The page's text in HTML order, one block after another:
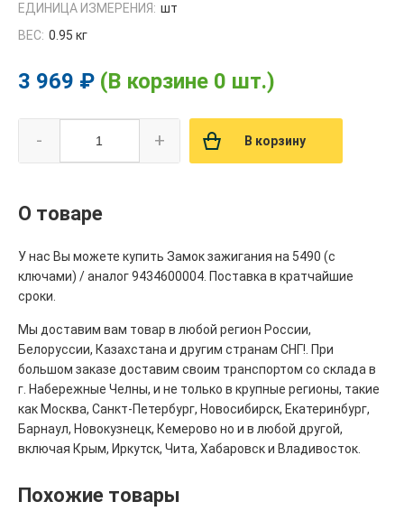
ЕДИНИЦА ИЗМЕРЕНИЯ: шт
ВЕС: 0.95 кг
3 969 ₽ (В корзине 0 шт.)
- + В корзину
О товаре
У нас Вы можете купить Замок зажигания на 5490 (с
ключами) / аналог 9434600004. Поставка в кратчайшие
сроки.
Мы доставим вам товар в любой регион России,
Белоруссии, Казахстана и другим странам СНГ!. При
большом заказе доставим своим транспортом со склада в
г. Набережные Челны, и не только в крупные регионы, такие
как Москва, Санкт-Петербург, Новосибирск, Екатеринбург,
Барнаул, Новокузнецк, Кемерово но и в любой другой,
включая Крым, Иркутск, Чита, Хабаровск и Владивосток.
Похожие товары